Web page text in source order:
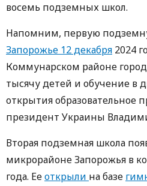
восемь подземных школ.
Напомним, первую
Запорожье 12 декабря 2024
Коммунарском районе
тысячу детей и обучение в
открытия образовательное
президент Украины
Вторая подземная школа
микрорайоне Запорожья в
года. Ееоткрыли на базе